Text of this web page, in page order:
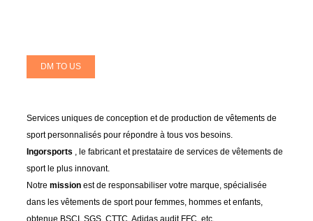
DM TO US
Services uniques de conception et de production de vêtements de
sport personnalisés pour répondre à tous vos besoins.
Ingorsports
, le fabricant et prestataire de services de vêtements de
sport le plus innovant.
Notremissionest de responsabiliser votre marque, spécialisée
dans les vêtements de sport pour femmes, hommes et enfants,
obtenue BSCI, SGS, CTTC, Adidas audit FFC, etc.